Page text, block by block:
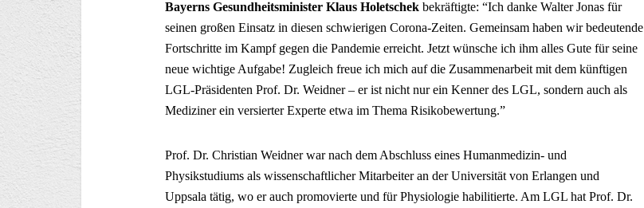
Bayerns Gesundheitsminister Klaus Holetschek bekräftigte: “Ich danke Walter Jonas für
seinen großen Einsatz in diesen schwierigen Corona-Zeiten. Gemeinsam haben wir bedeutende
Fortschritte im Kampf gegen die Pandemie erreicht. Jetzt wünsche ich ihm alles Gute für seine
neue wichtige Aufgabe! Zugleich freue ich mich auf die Zusammenarbeit mit dem künftigen
LGL-Präsidenten Prof. Dr. Weidner – er ist nicht nur ein Kenner des LGL, sondern auch als
Mediziner ein versierter Experte etwa im Thema Risikobewertung.”
Prof. Dr. Christian Weidner war nach dem Abschluss eines Humanmedizin- und
Physikstudiums als wissenschaftlicher Mitarbeiter an der Universität von Erlangen und
Uppsala tätig, wo er auch promovierte und für Physiologie habilitierte. Am LGL hat Prof. Dr.